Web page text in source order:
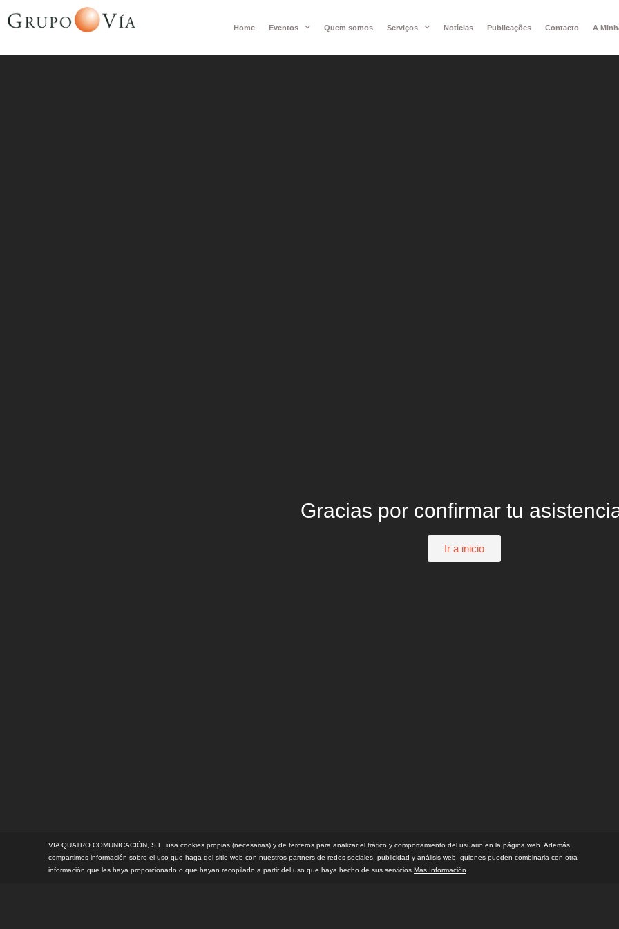
Home Eventos Quem somos Serviços Notícias Publicações Contacto A
Gracias por confirmar tu
Ir a inicio
VIA QUATRO COMUNICACIÓN, S.L. usa cookies propias (necesarias) y de terceros para analizar el tráfico y comportamiento del usuario en la página web. Además,
compartimos información sobre el uso que haga del sitio web con nuestros partners de redes sociales, publicidad y análisis web, quienes pueden combinarla con otra
información que les haya proporcionado o que hayan recopilado a partir del uso que haya hecho de sus servicios Más Información